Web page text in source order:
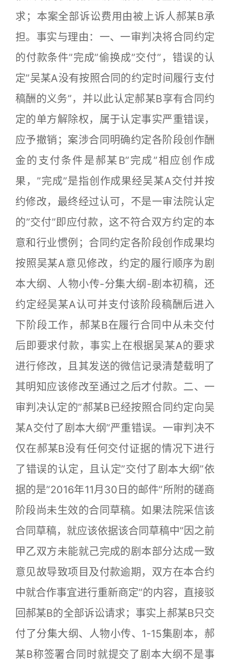
求；本案全部诉讼费用由被上诉人郝某B承
担。事实与理由：一、一审判决将合同约定
的付款条件”完成”偷换成”交付”，错误的认
定”吴某A没有按照合同的约定时间履行支付
稿酬的义务”，并以此认定郝某B享有合同约
定的单方解除权，属于认定事实严重错误，
应予撤销；案涉合同明确约定各阶段创作酬
金的支付条件是郝某B”完成”相应创作成
果，”完成”是指创作成果经吴某A交付并按
约修改，最终经过认可，不是一审法院认定
的”交付”即应付款，这不符合双方约定的本
意和行业惯例；合同约定各阶段创作成果均
按照吴某A意见修改，约定的履行顺序为剧
本大纲、人物小传-分集大纲-剧本初稿，还
约定经吴某A认可并支付该阶段稿酬后进入
下阶段工作，郝某B在履行合同中从未交付
后即要求付款，事实上在根据吴某A的要求
进行修改，且其发送的微信记录清楚载明了
其明知应该修改至通过之后才付款。二、一
审判决认定的”郝某B已经按照合同约定向吴
某A交付了剧本大纲”严重错误。一审判决不
仅在郝某B没有任何交付证据的情况下进行
了错误的认定，且认定”交付了剧本大纲”依
据的是”2016年11月30日的邮件”所附的磋商
阶段尚未生效的合同草稿。如果法院采信该
合同草稿，就应该依据该合同草稿中”因之前
甲乙双方未能就己完成的剧本部分达成一致
意见故导致项目及付款逾期，双方在本合约
中就合作事宜进行重新商定”的内容，直接驳
回郝某B的全部诉讼请求；事实上郝某B只交
付了分集大纲、人物小传、1-15集剧本，郝
某B称签署合同时就提交了剧本大纲不是事